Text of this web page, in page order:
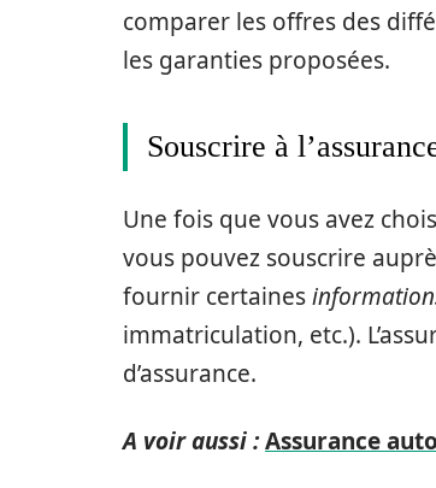
comparer les offres des
les garanties proposées.
Souscrire à
Une fois que vous avez
vous pouvez souscrire
fournir certaines
immatriculation, etc.).
d’assurance.
A voir aussi :Assurance